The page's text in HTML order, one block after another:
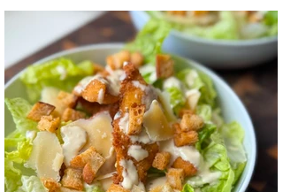
INGREDIENTES Papines hervidos con piel
800 gr, cebolla salteada 200 gr, diente de
ajo picado 1 u, huevos 6, perejil picado 2
cda, sal c/n, pimienta c/n y queso feta
desmenuzado o queso mantecoso 100
gr. PREPARACION Hervir los papines con
piel hasta que estén cocidos. En una
sartén com un poquito de aceite de oliva
coloc